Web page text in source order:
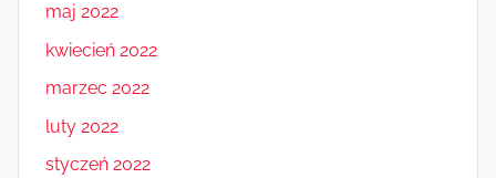
maj 2022
kwiecień 2022
marzec 2022
luty 2022
styczeń 2022